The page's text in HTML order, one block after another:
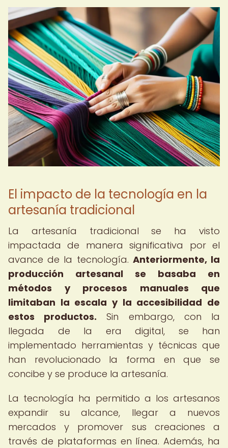
El impacto de la tecnología en la
artesanía tradicional
La artesanía tradicional se ha visto
impactada de manera significativa por el
avance de la tecnología. Anteriormente, la
producción artesanal se basaba en
métodos y procesos manuales que
limitaban la escala y la accesibilidad de
estos productos. Sin embargo, con la
llegada de la era digital, se han
implementado herramientas y técnicas que
han revolucionado la forma en que se
concibe y se produce la artesanía.
La tecnología ha permitido a los artesanos
expandir su alcance, llegar a nuevos
mercados y promover sus creaciones a
través de plataformas en línea. Además, ha